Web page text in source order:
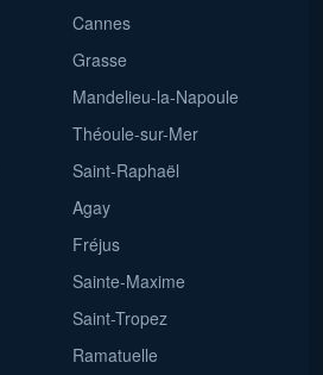
Cannes
Grasse
Mandelieu-la-Napoule
Théoule-sur-Mer
Saint-Raphaël
Agay
Fréjus
Sainte-Maxime
Saint-Tropez
Ramatuelle